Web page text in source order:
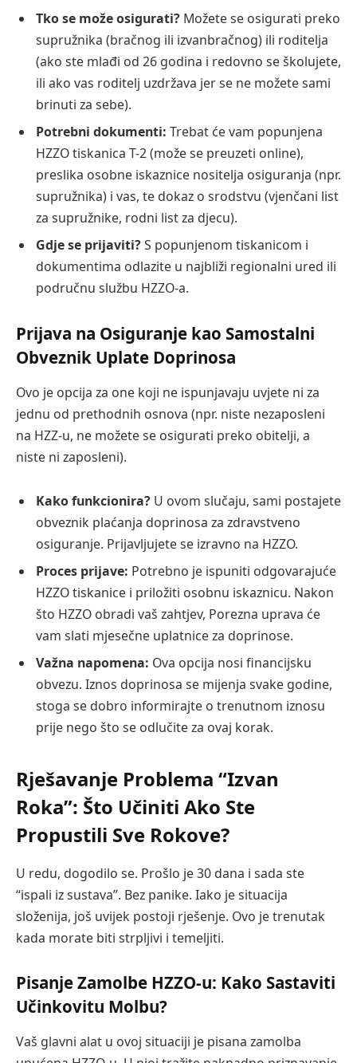
Tko se može osigurati? Možete se osigurati preko
supružnika (bračnog ili izvanbračnog) ili roditelja
(ako ste mlađi od 26 godina i redovno se školujete,
ili ako vas roditelj uzdržava jer se ne možete sami
brinuti za sebe).
Potrebni dokumenti: Trebat će vam popunjena
HZZO tiskanica T-2 (može se preuzeti online),
preslika osobne iskaznice nositelja osiguranja (npr.
supružnika) i vas, te dokaz o srodstvu (vjenčani list
za supružnike, rodni list za djecu).
Gdje se prijaviti?S popunjenom tiskanicom i
dokumentima odlazite u najbliži regionalni ured ili
područnu službu HZZO-a.
Prijava na Osiguranje kao Samostalni
Obveznik Uplate Doprinosa
Ovo je opcija za one koji ne ispunjavaju uvjete ni za
jednu od prethodnih osnova (npr. niste nezaposleni
na HZZ-u, ne možete se osigurati preko obitelji, a
niste ni zaposleni).
Kako funkcionira? U ovom slučaju, sami postajete
obveznik plaćanja doprinosa za zdravstveno
osiguranje. Prijavljujete se izravno na HZZO.
Proces prijave: Potrebno je ispuniti odgovarajuće
HZZO tiskanice i priložiti osobnu iskaznicu. Nakon
što HZZO obradi vaš zahtjev, Porezna uprava će
vam slati mjesečne uplatnice za doprinose.
Važna napomena: Ova opcija nosi financijsku
obvezu. Iznos doprinosa se mijenja svake godine,
stoga se dobro informirajte o trenutnom iznosu
prije nego što se odlučite za ovaj korak.
Rješavanje Problema “Izvan
Roka”: Što Učiniti Ako Ste
Propustili Sve Rokove?
U redu, dogodilo se. Prošlo je 30 dana i sada ste
“ispali iz sustava”. Bez panike. Iako je situacija
složenija, još uvijek postoji rješenje. Ovo je trenutak
kada morate biti strpljivi i temeljiti.
Pisanje Zamolbe HZZO-u: Kako Sastaviti
Učinkovitu Molbu?
Vaš glavni alat u ovoj situaciji je pisana zamolba